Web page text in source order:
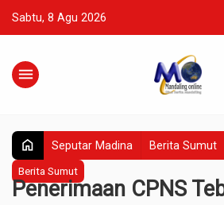
Sabtu, 8 Agu 2026
menu
home Seputar Madina Berita Sumut
Berita Sumut
Penerimaan CPNS